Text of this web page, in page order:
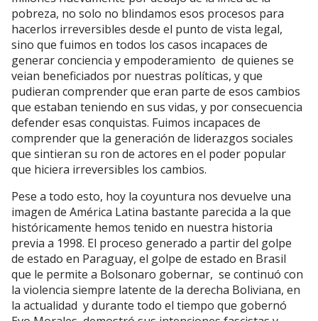
pobreza, no solo no blindamos esos procesos para
hacerlos irreversibles desde el punto de vista legal,
sino que fuimos en todos los casos incapaces de
generar conciencia y empoderamiento de quienes se
veian beneficiados por nuestras políticas, y que
pudieran comprender que eran parte de esos cambios
que estaban teniendo en sus vidas, y por consecuencia
defender esas conquistas. Fuimos incapaces de
comprender que la generación de liderazgos sociales
que sintieran su ron de actores en el poder popular
que hiciera irreversibles los cambios.
Pese a todo esto, hoy la coyuntura nos devuelve una
imagen de América Latina bastante parecida a la que
históricamente hemos tenido en nuestra historia
previa a 1998. El proceso generado a partir del golpe
de estado en Paraguay, el golpe de estado en Brasil
que le permite a Bolsonaro gobernar, se continuó con
la violencia siempre latente de la derecha Boliviana, en
la actualidad y durante todo el tiempo que gobernó